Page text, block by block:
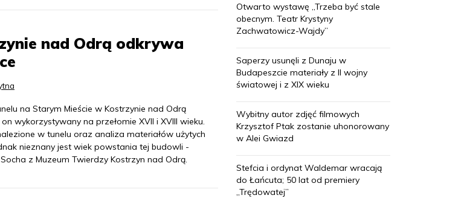
nad Odrą odkrywa
na Starym Mieście w Kostrzynie nad Odrą
wykorzystywany na przełomie XVII i XVIII wieku.
w tunelu oraz analiza materiałów użytych
nieznany jest wiek powstania tej budowli -
z Muzeum Twierdzy Kostrzyn nad Odrą.
Otwarto wystawę „Trzeba być stale
obecnym. Teatr Krystyny
Zachwatowicz-Wajdy”
Saperzy usunęli z Dunaju w
Budapeszcie materiały z II wojny
światowej i z XIX wieku
Wybitny autor zdjęć filmowych
Krzysztof Ptak zostanie uhonorowany
w Alei Gwiazd
Stefcia i ordynat Waldemar wracają
do Łańcuta; 50 lat od premiery
„Trędowatej”